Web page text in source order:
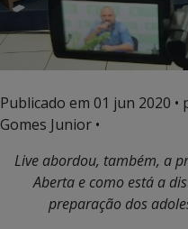
Publicado em 01 jun 2020 •
Gomes Junior •
Live abordou, também, a
Aberta e como está a
preparação dos